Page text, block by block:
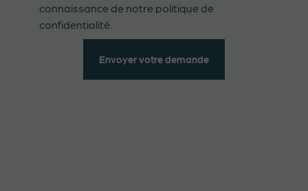
connaissance de notre politique de
confidentialité.
Envoyer votre demande